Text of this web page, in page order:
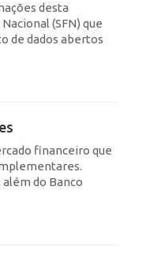
desta
(SFN) que
de dados abertos
financeiro que
do Banco